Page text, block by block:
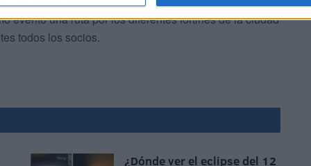
evento una ruta por los diferentes fortines de la ciudad
todos los socios.
¿Dónde ver el eclipse del 12